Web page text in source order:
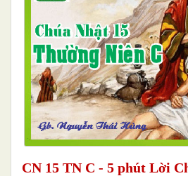
CN 15 TN C - 5 phút Lời